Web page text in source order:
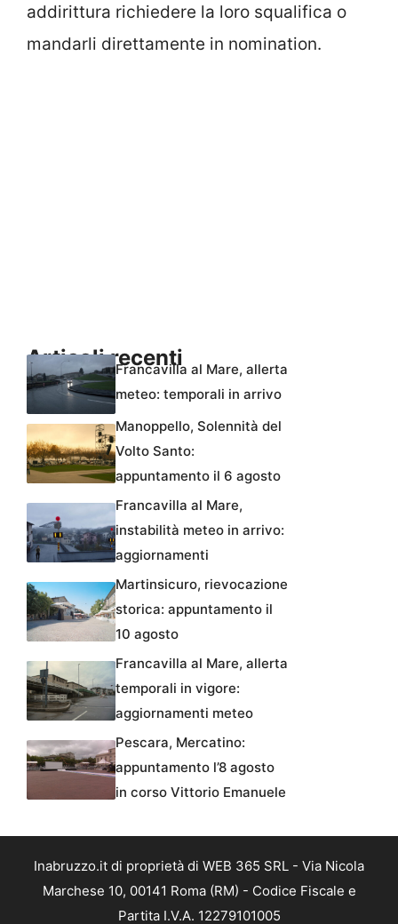
addirittura richiedere la loro squalifica o
mandarli direttamente in nomination.
Articoli recentiFrancavilla al Mare, allerta
meteo: temporali in arrivo
Manoppello, Solennità del
Volto Santo:
appuntamento il 6 agosto
Francavilla al Mare,
instabilità meteo in arrivo:
aggiornamenti
Martinsicuro, rievocazione
storica: appuntamento il
10 agosto
Francavilla al Mare, allerta
temporali in vigore:
aggiornamenti meteo
Pescara, Mercatino:
appuntamento l’8 agosto
in corso Vittorio Emanuele
Inabruzzo.it di proprietà di WEB 365 SRL - Via Nicola
Marchese 10, 00141 Roma (RM) - Codice Fiscale e
Partita I.V.A. 12279101005